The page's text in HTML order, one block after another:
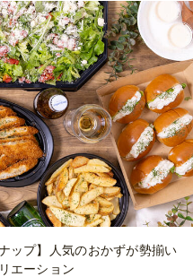
ップ】人気のおかずが勢揃い
エーション